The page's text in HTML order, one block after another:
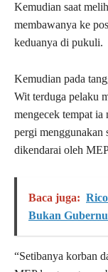
Kemudian saat
membawanya ke
keduanya di pukuli.
Kemudian pada
Wit terduga pelaku
mengecek tempat
pergi menggunakan
dikendarai oleh
Baca juga:
Bukan
“Setibanya korban